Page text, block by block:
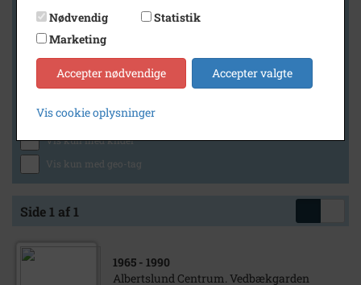
Generelt
Vis kun med billeder
Vis kun med lydklip
Vis kun med kilder
Vis kun med geo-tag
Side 1 af 1
1965 - 1990
Albertslund Centrum. Vedbækgarden
Nødvendig
Statistik
Marketing
Accepter nødvendige Accepter valgte
Vis cookie oplysninger